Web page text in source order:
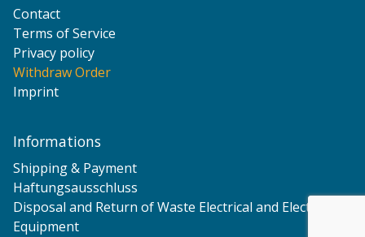
Contact
Terms of Service
Privacy policy
Withdraw Order
Imprint
Informations
Shipping & Payment
Haftungsausschluss
Disposal and Return of Waste Electrical and Electronic
Equipment